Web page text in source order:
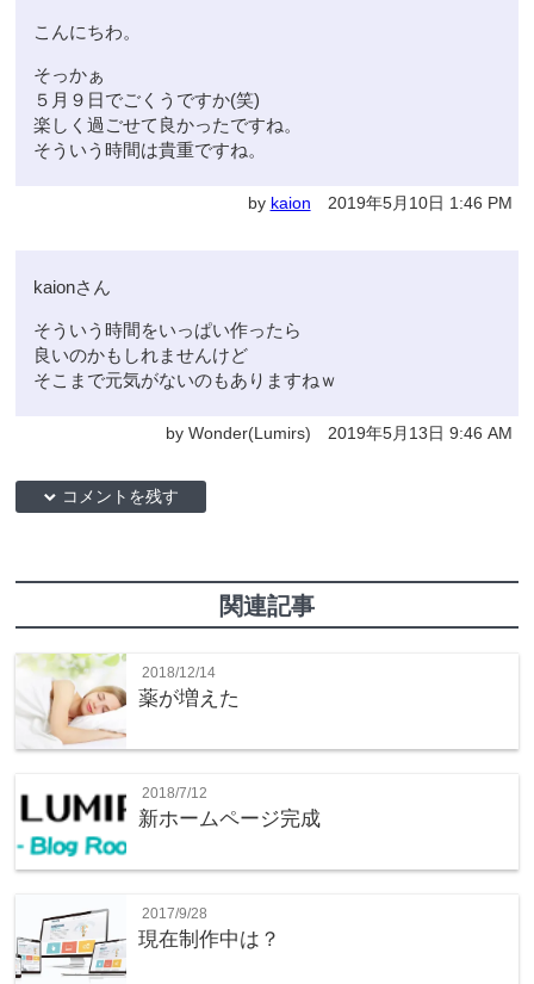
こんにちわ。
そっかぁ
５月９日でごくうですか(笑)
楽しく過ごせて良かったですね。
そういう時間は貴重ですね。
by kaion 2019年5月10日 1:46 PM
kaionさん
そういう時間をいっぱい作ったら
良いのかもしれませんけど
そこまで元気がないのもありますねｗ
by Wonder(Lumirs) 2019年5月13日 9:46 AM
down コメントを残す
関連記事
2018/12/14
薬が増えた
2018/7/12
新ホームページ完成
2017/9/28
現在制作中は？